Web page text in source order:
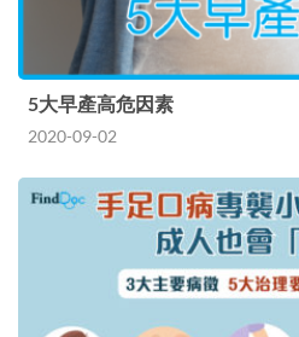
5大早產高危因素
2020-09-02